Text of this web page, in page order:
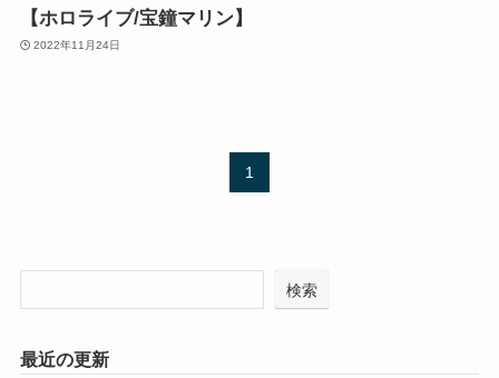
【ホロライブ/宝鐘マリン】
2022年11月24日
1
検索
最近の更新